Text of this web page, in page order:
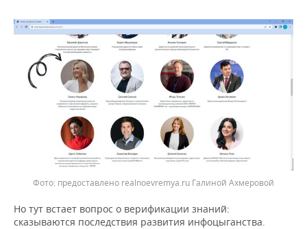
предоставлено realnoevremya.ru Галиной Ахмеровой
Но тут встает вопрос о верификации знаний:
сказываются последствия развития инфоцыганства.